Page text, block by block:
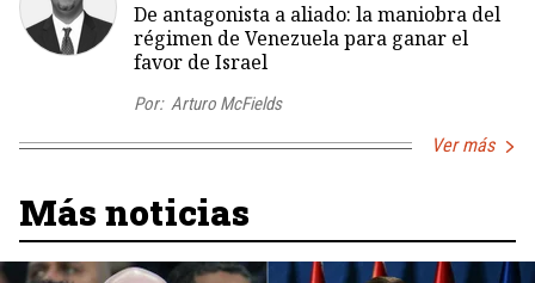
De antagonista a aliado: la maniobra del
régimen de Venezuela para ganar el
favor de Israel
Por: Arturo McFields
Ver más
Más noticias